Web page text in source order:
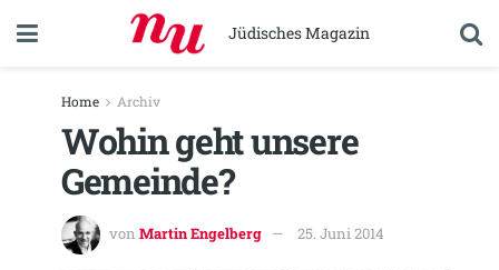
Jüdisches Magazin
Home Archiv
Wohin geht unsere
Gemeinde?
von Martin Engelberg 25. Juni 2014